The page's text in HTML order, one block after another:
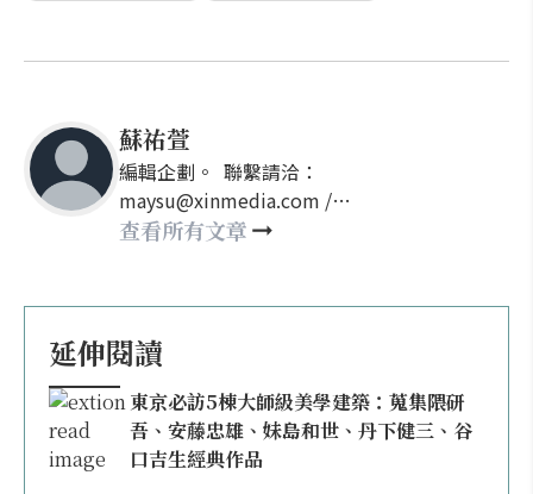
蘇祐萱
編輯企劃。 聯繫請洽：
maysu@xinmedia.com /
may860527@gmail.com
查看所有文章
延伸閱讀
東京必訪5棟大師級美學建築：蒐集隈研
吾、安藤忠雄、妹島和世、丹下健三、谷
口吉生經典作品